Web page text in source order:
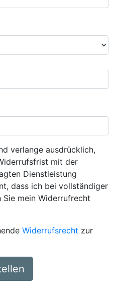
verlange ausdrücklich,
mit der
Dienstleistung
dass ich bei vollständiger
mein Widerrufrecht
Widerrufsrecht zur